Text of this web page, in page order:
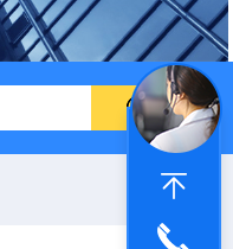
旋转振动台/高频扭转振